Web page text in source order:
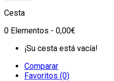
Cesta
0 Elementos - 0,00€
¡Su cesta está vacía!
Comparar
Favoritos (0)